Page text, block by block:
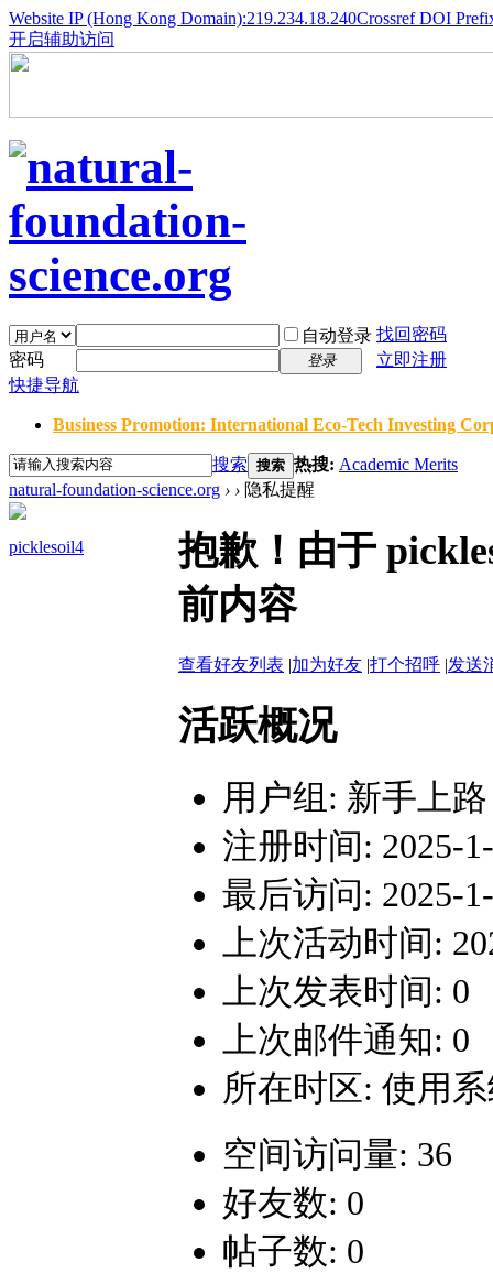
Website IP (Hong Kong Domain):219.234.18.240Crossref DOI
开启辅助访问
自动登录 找回密码
密码
登录
立即注册
快捷导航
Business Promotion: International Eco-Tech Investing
搜索 搜索 热搜: Academic Merits
natural-foundation-science.org › › 隐私提醒
picklesoil4
抱歉！由于
前内容
查看好友列表 |加为好友 |打个招呼 |发送
活跃概况
用户组: 新手上路
注册时间: 2025-
最后访问: 2025-
上次活动时间:
上次发表时间: 0
上次邮件通知: 0
所在时区: 使用
空间访问量: 36
好友数: 0
帖子数: 0